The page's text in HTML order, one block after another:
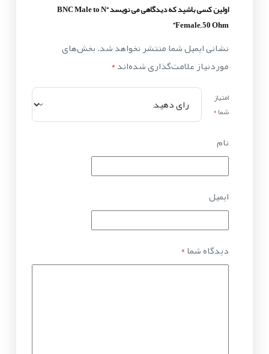
اولین کسی باشید که دیدگاهی می نویسد “BNC Male to N
Female, 50 Ohm”
نشانی ایمیل شما منتشر نخواهد شد.بخش‌های
موردنیاز علامت‌گذاری شده‌اند*
امتیاز
شما*
نام
ایمیل
دیدگاه شما*